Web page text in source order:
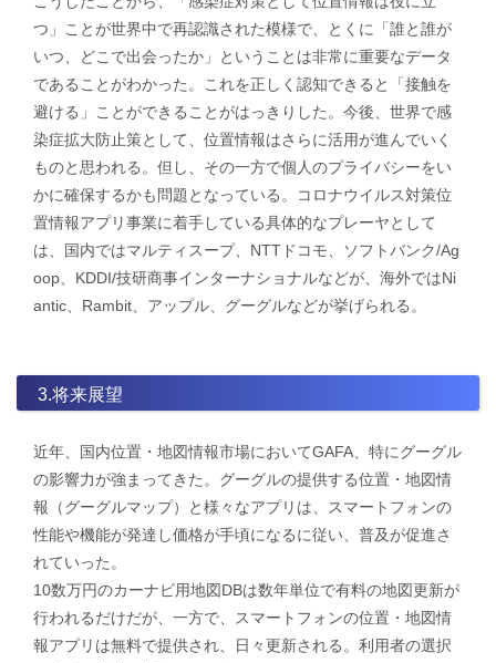
つ」ことが世界中で再認識された模様で、とくに「誰と誰が
いつ、どこで出会ったか」ということは非常に重要なデータ
であることがわかった。これを正しく認知できると「接触を
避ける」ことができることがはっきりした。今後、世界で感
染症拡大防止策として、位置情報はさらに活用が進んでいく
ものと思われる。但し、その一方で個人のプライバシーをい
かに確保するかも問題となっている。コロナウイルス対策位
置情報アプリ事業に着手している具体的なプレーヤとして
は、国内ではマルティスープ、NTTドコモ、ソフトバンク/Ag
oop、KDDI/技研商事インターナショナルなどが、海外ではNi
antic、Rambit、アップル、グーグルなどが挙げられる。
3.将来展望
近年、国内位置・地図情報市場においてGAFA、特にグーグル
の影響力が強まってきた。グーグルの提供する位置・地図情
報（グーグルマップ）と様々なアプリは、スマートフォンの
性能や機能が発達し価格が手頃になるに従い、普及が促進さ
れていった。
10数万円のカーナビ用地図DBは数年単位で有料の地図更新が
行われるだけだが、一方で、スマートフォンの位置・地図情
報アプリは無料で提供され、日々更新される。利用者の選択